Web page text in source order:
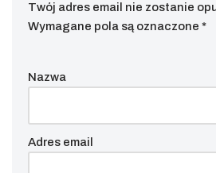
Twój adres email nie zostanie
Wymagane pola są oznaczone *
Nazwa
Adres email